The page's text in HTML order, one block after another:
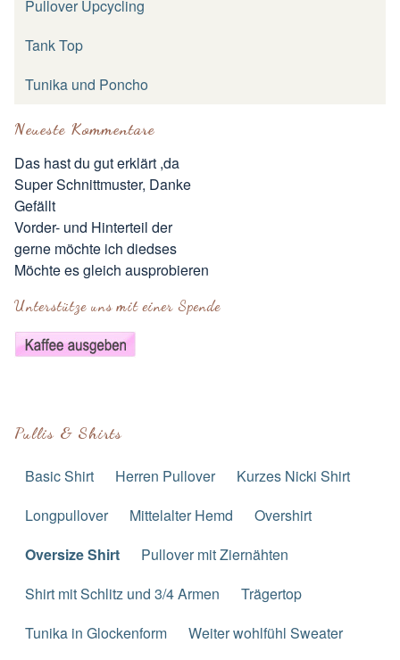
Pullover Upcycling
Tank Top
Tunika und Poncho
Neueste Kommentare
Das hast du gut erklärt ,da
Super Schnittmuster, Danke
Gefällt
Vorder- und Hinterteil der
gerne möchte ich diedses
Möchte es gleich ausprobieren
Unterstütze uns mit einer Spende
Pullis & Shirts
Basic Shirt Herren Pullover
Kurzes Nicki Shirt
Longpullover
Mittelalter Hemd
Overshirt
Oversize Shirt
Pullover mit Ziernähten
Shirt mit Schlitz und 3/4 Armen
Trägertop
Tunika in Glockenform
Weiter wohlfühl Sweater